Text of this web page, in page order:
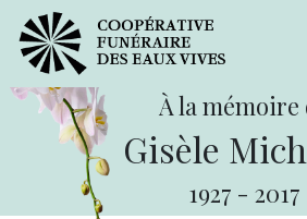
À la mémoire
Gisèle
1927 - 2017